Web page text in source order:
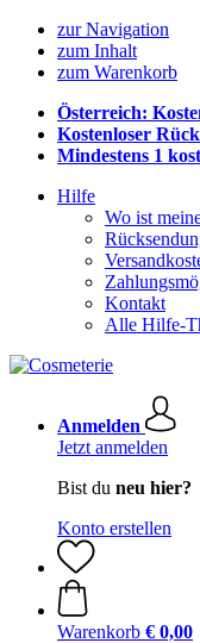
zur Navigation
zum Inhalt
zum Warenkorb
Österreich:
Kostenloser
Mindestens 1
Hilfe
Wo ist
Kontakt
Alle Hilfe-
Anmelden
Jetzt anmelden
Bist du neu hier?
Konto erstellen
Warenkorb € 0,00